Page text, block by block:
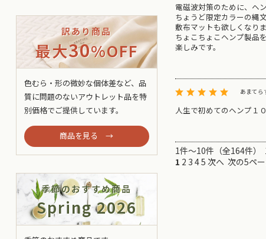
電磁波対策のために、ヘ
ちょうど限定カラーの縄
敷布マットも欲しくなりま
ちょこちょこヘンプ製品
楽しみです。
あまてら
人生で初めてのヘンプ１
1件～10件（全164件）
1 2 3 45 次へ 次の5ペ
訳あり商品
最大30%OFF
色むら・形の微妙な個体差など、品
質に問題のないアウトレット品を特
別価格でご提供しています。
商品を見る →
季節のおすすめ商品
Spring 2026